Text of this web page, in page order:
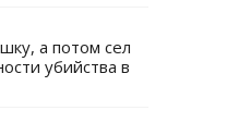
а потом сел
убийства в